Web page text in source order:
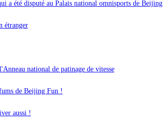
a été disputé au Palais national omnisports de Beijing
étranger
national de patinage de vitesse
de Beijing Fun !
aussi !